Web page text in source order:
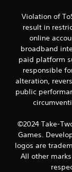
Violation of
result in
online
broadband
paid platform
responsible
alteration,
public
©2024 Take-
Games.
logos are
All other